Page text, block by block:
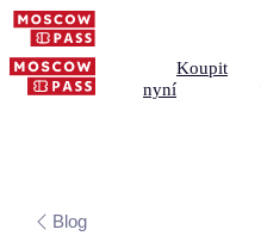
Koupit
nyní
Blog